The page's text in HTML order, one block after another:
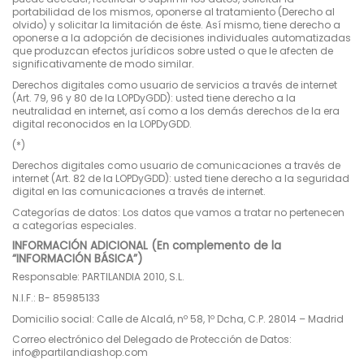
portabilidad de los mismos, oponerse al tratamiento (Derecho al
olvido) y solicitar la limitación de éste. Así mismo, tiene derecho a
oponerse a la adopción de decisiones individuales automatizadas
que produzcan efectos jurídicos sobre usted o que le afecten de
significativamente de modo similar.
Derechos digitales como usuario de servicios a través de internet
(Art. 79, 96 y 80 de la LOPDyGDD): usted tiene derecho a la
neutralidad en internet, así como a los demás derechos de la era
digital reconocidos en la LOPDyGDD.
(*)
Derechos digitales como usuario de comunicaciones a través de
internet (Art. 82 de la LOPDyGDD): usted tiene derecho a la seguridad
digital en las comunicaciones a través de internet.
Categorías de datos: Los datos que vamos a tratar no pertenecen
a categorías especiales.
INFORMACIÓN ADICIONAL (En complemento de la
“INFORMACIÓN BÁSICA”)
Responsable: PARTILANDIA 2010, S.L.
N.I.F.: B- 85985133
Domicilio social: Calle de Alcalá, nº 58, 1º Dcha, C.P. 28014 – Madrid
Correo electrónico del Delegado de Protección de Datos:
info@partilandiashop.com